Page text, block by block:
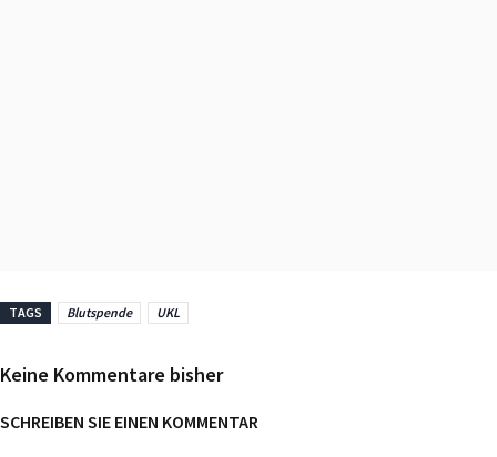
TAGS Blutspende UKL
Keine Kommentare bisher
SCHREIBEN SIE EINEN KOMMENTAR